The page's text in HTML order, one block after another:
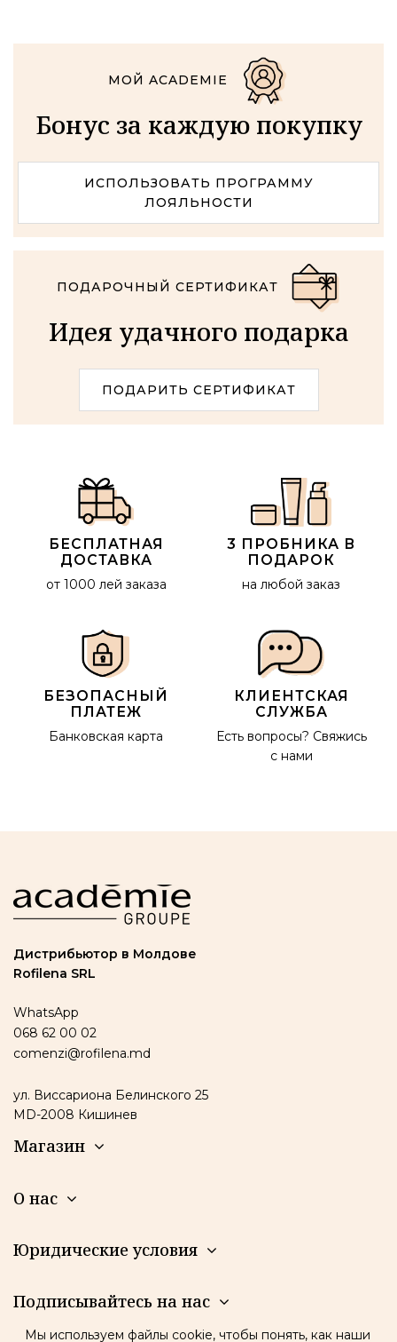
МОЙ ACADEMIE
Бонус за каждую покупку
ИСПОЛЬЗОВАТЬ ПРОГРАММУ
ЛОЯЛЬНОСТИ
ПОДАРОЧНЫЙ СЕРТИФИКАТ
Идея удачного подарка
ПОДАРИТЬ СЕРТИФИКАТ
БЕСПЛАТНАЯ
ДОСТАВКА
от 1000 лей заказа
3 ПРОБНИКА В
ПОДАРОК
на любой заказ
БЕЗОПАСНЫЙ
ПЛАТЕЖ
Банковская карта
КЛИЕНТСКАЯ
СЛУЖБА
Есть вопросы? Свяжись
с нами
Магазин
О нас
Юридические условия
068 62 00 02
comenzi@rofilena.md
ул. Виссариона Белинского 25
MD-2008 Кишинев
Дистрибьютор в Молдове
Rofilena SRL
WhatsApp
Подписывайтесь на нас
Мы используем файлы cookie, чтобы понять, как наши